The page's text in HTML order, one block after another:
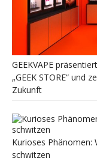
GEEKVAPE
„GEEK STORE“ und
Zukunft
Kurioses Phänomen:
schwitzen